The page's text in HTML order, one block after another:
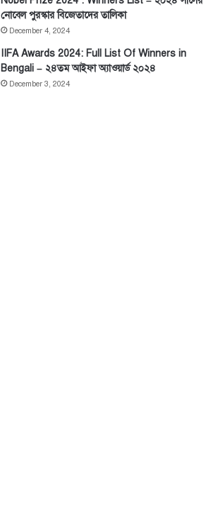
নোবেল পুরস্কার বিজেতাদের তালিকা
December 4, 2024
IIFA Awards 2024: Full List Of Winners in
Bengali – ২৪তম আইফা অ্যাওয়ার্ড ২০২৪
December 3, 2024